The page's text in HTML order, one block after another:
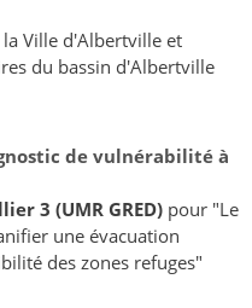
Ville d'Albertville et
du bassin d'Albertville
de vulnérabilité à
3 (UMR GRED) pour "Le
une évacuation
des zones refuges"